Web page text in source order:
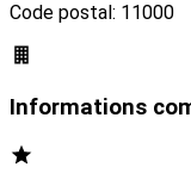
Code postal: 11000
Informations